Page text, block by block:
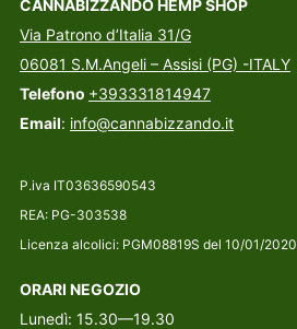
CANNABIZZANDO HEMP SHOP
Via Patrono d’Italia 31/G
06081 S.M.Angeli – Assisi (PG) -ITALY
Telefono +393331814947
Email: info@cannabizzando.it
P.iva IT03636590543
REA: PG-303538
Licenza alcolici: PGM08819S del 10/01/2020
ORARI NEGOZIO
Lunedì: 15.30—19.30